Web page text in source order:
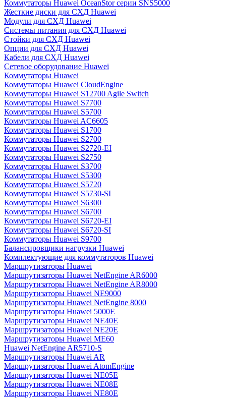
Коммутаторы Huawei OceanStor серии SNS5000
Жесткие диски для СХД Huawei
Модули для СХД Huawei
Системы питания для СХД Huawei
Стойки для СХД Huawei
Опции для СХД Huawei
Кабели для СХД Huawei
Сетевое оборудование Huawei
Коммутаторы Huawei
Коммутаторы Huawei CloudEngine
Коммутаторы Huawei S12700 Agile Switch
Коммутаторы Huawei S7700
Коммутаторы Huawei S5700
Коммутаторы Huawei AC6605
Коммутаторы Huawei S1700
Коммутаторы Huawei S2700
Коммутаторы Huawei S2720-EI
Коммутаторы Huawei S2750
Коммутаторы Huawei S3700
Коммутаторы Huawei S5300
Коммутаторы Huawei S5720
Коммутаторы Huawei S5730-SI
Коммутаторы Huawei S6300
Коммутаторы Huawei S6700
Коммутаторы Huawei S6720-EI
Коммутаторы Huawei S6720-SI
Коммутаторы Huawei S9700
Балансировщики нагрузки Huawei
Комплектующие для коммутаторов Huawei
Маршрутизаторы Huawei
Маршрутизаторы Huawei NetEngine AR6000
Маршрутизаторы Huawei NetEngine AR8000
Маршрутизаторы Huawei NE9000
Маршрутизаторы Huawei NetEngine 8000
Маршрутизаторы Huawei 5000E
Маршрутизаторы Huawei NE40E
Маршрутизаторы Huawei NE20E
Маршрутизаторы Huawei ME60
Huawei NetEngine AR5710-S
Маршрутизаторы Huawei AR
Маршрутизаторы Huawei AtomEngine
Маршрутизаторы Huawei NE05E
Маршрутизаторы Huawei NE08E
Маршрутизаторы Huawei NE80E